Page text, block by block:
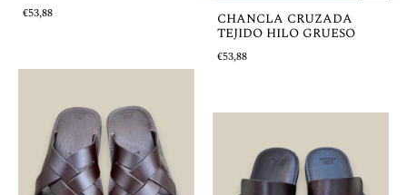
€53,88 CHANCLA CRUZADA
TEJIDO HILO GRUESO
€53,88